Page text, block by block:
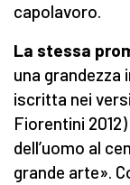
capolavoro.
La stessa
una grandezza
iscritta nei
Fiorentini
dell’uomo al
grande arte».